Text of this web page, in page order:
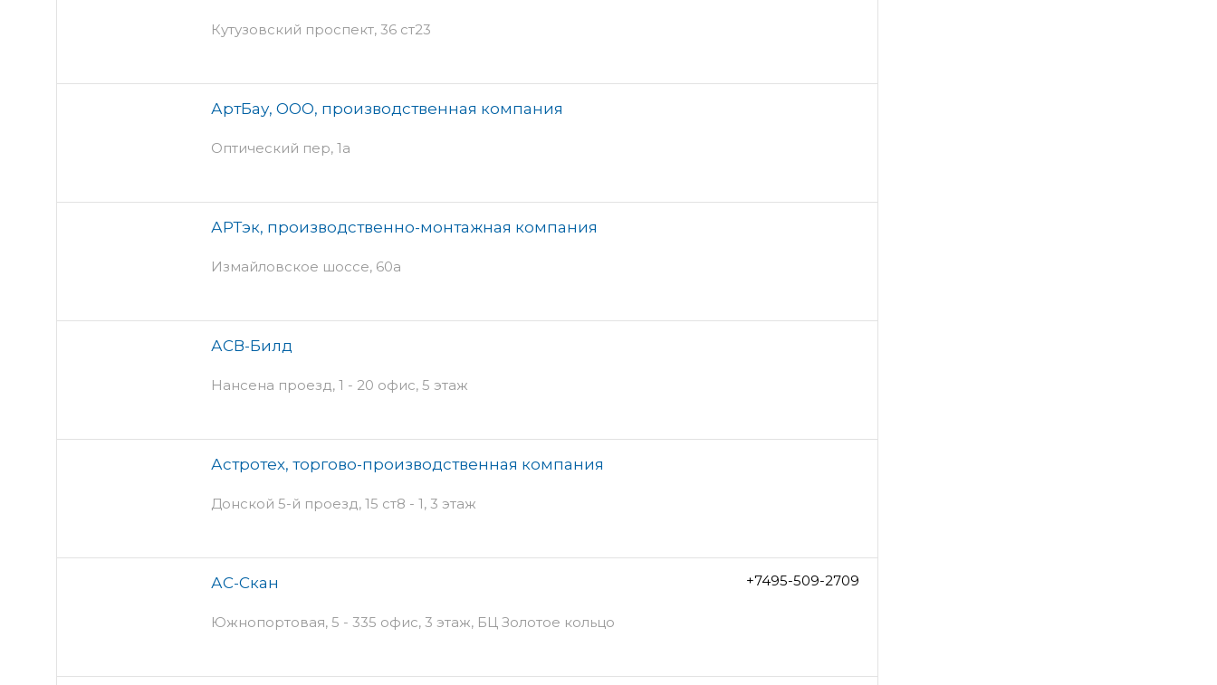
Кутузовский проспект, 36 ст23
АртБау, ООО, производственная компания
Оптический пер, 1а
АРТэк, производственно-монтажная компания
Измайловское шоссе, 60а
АСВ-Билд
Нансена проезд, 1 - 20 офис, 5 этаж
Астротех, торгово-производственная компания
Донской 5-й проезд, 15 ст8 - 1, 3 этаж
АС-Скан
Южнопортовая, 5 - 335 офис, 3 этаж, БЦ Золотое кольцо
+7495-509-2709